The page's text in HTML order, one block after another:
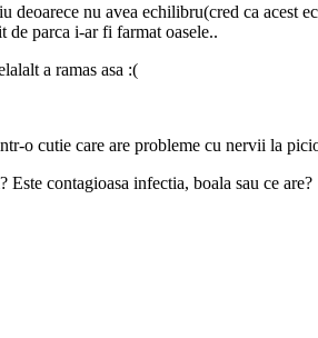
nu avea echilibru(cred ca acest
de parca i-ar fi farmat oasele..
a ramas asa :(
o cutie care are probleme cu nervii la
contagioasa infectia, boala sau ce are?